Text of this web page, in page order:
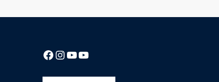
Посилання на Facebook сторінку ліцею
Instagram
Посилання на YouTube канал ліцеюПосилання на YouTube канал ліцею